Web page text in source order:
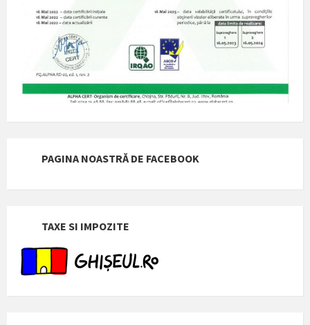
PAGINA NOASTRĂ DE FACEBOOK
TAXE SI IMPOZITE